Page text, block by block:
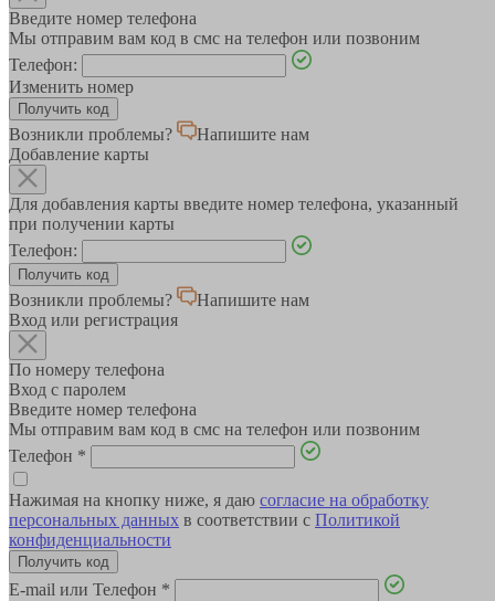
Введите номер телефона
Мы отправим вам код в смс на телефон или позвоним
Телефон:
Изменить номер
Возникли проблемы?
Напишите нам
Добавление карты
Для добавления карты введите номер телефона, указанный
при получении карты
Телефон:
Возникли проблемы?
Напишите нам
Вход или регистрация
По номеру телефона
Вход с паролем
Введите номер телефона
Мы отправим вам код в смс на телефон или позвоним
Телефон *
Нажимая на кнопку ниже, я даю согласие на обработку
персональных данных в соответствии с Политикой
конфиденциальности
E-mail или Телефон *